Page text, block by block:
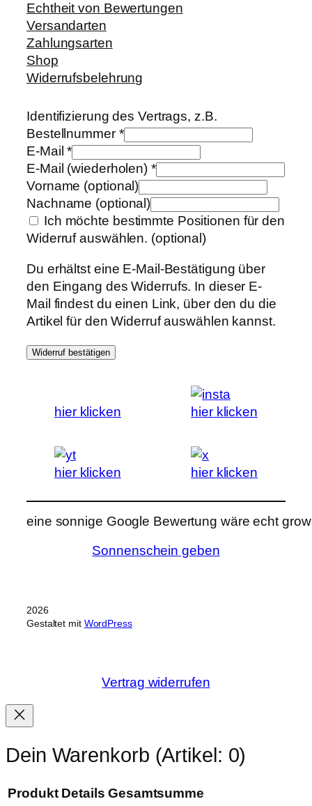
Echtheit von Bewertungen
Versandarten
Zahlungsarten
Shop
Widerrufsbelehrung
Identifizierung des Vertrags, z.B.
Bestellnummer *
E-Mail*
E-Mail (wiederholen) *
Vorname (optional)
Nachname (optional)
Ich möchte bestimmte Positionen für den
Widerruf auswählen. (optional)
Du erhältst eine E-Mail-Bestätigung über
den Eingang des Widerrufs. In dieser E-
Mail findest du einen Link, über den du die
Artikel für den Widerruf auswählen kannst.
Widerruf bestätigen
hier klicken hier klicken
hier klicken hier klicken
eine sonnige Google Bewertung wäre echt
Sonnenschein geben
2026
Gestaltet mit WordPress
Vertrag widerrufen
Dein Warenkorb (Artikel: 0)
Produkt Details Gesamtsumme